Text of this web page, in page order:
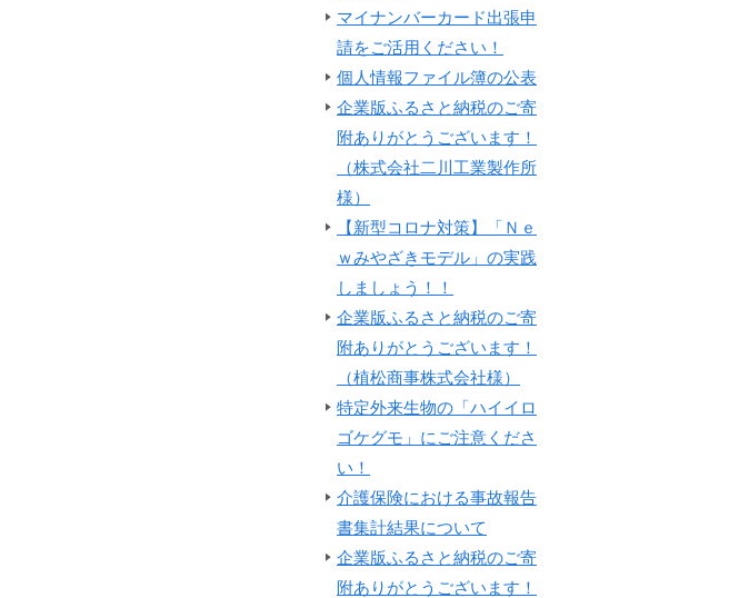
マイナンバーカード出張申
請をご活用ください！
個人情報ファイル簿の公表
企業版ふるさと納税のご寄
附ありがとうございます！
（株式会社二川工業製作所
様）
【新型コロナ対策】「Ｎｅ
ｗみやざきモデル」の実践
しましょう！！
企業版ふるさと納税のご寄
附ありがとうございます！
（植松商事株式会社様）
特定外来生物の「ハイイロ
ゴケグモ」にご注意くださ
い！
介護保険における事故報告
書集計結果について
企業版ふるさと納税のご寄
附ありがとうございます！